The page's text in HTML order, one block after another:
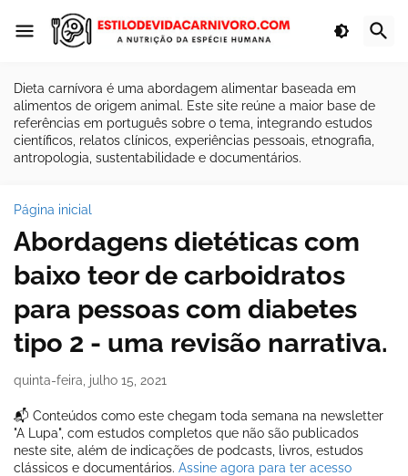
Dieta carnívora é uma abordagem alimentar baseada em
alimentos de origem animal. Este site reúne a maior base de
referências em português sobre o tema, integrando estudos
científicos, relatos clínicos, experiências pessoais, etnografia,
antropologia, sustentabilidade e documentários.
Página inicial
Abordagens dietéticas com
baixo teor de carboidratos
para pessoas com diabetes
tipo 2 - uma revisão narrativa.
quinta-feira, julho 15, 2021
📬 Conteúdos como este chegam toda semana na newsletter
"A Lupa", com estudos completos que não são publicados
neste site, além de indicações de podcasts, livros, estudos
clássicos e documentários. Assine agora para ter acesso